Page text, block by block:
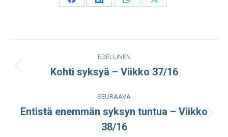
Share
Share
Share
Share
navigation
EDELLINEN
Edellinen
Kohti syksyä – Viikko 37/16
SEURAAVA
Seuraava
julkaisu:
Entistä enemmän syksyn tuntua – Viikko
38/16